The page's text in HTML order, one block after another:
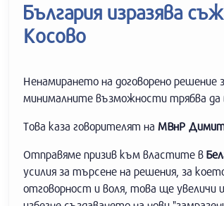
България изразява
Косово
Ненамирането на договорено решение
минималните възможности трябва да
Това каза говорителят на МВнР
Отправяме призив към властите в
усилия за търсене на решения, за
отговорност и воля, това ще увеличи